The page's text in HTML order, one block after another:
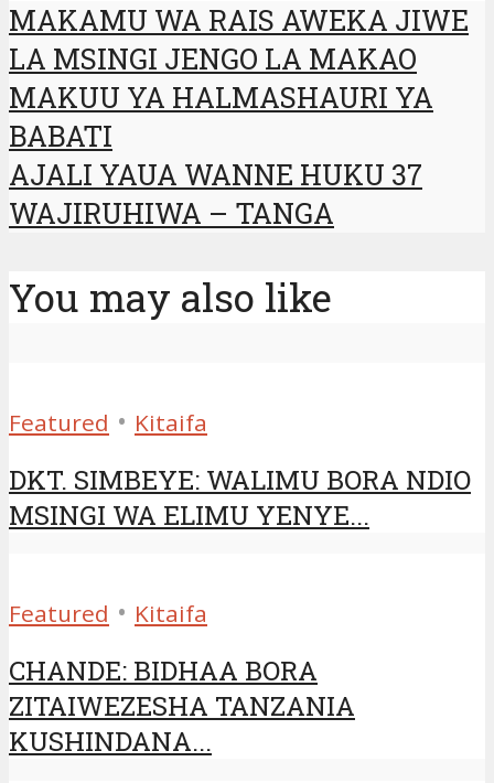
MAKAMU WA RAIS AWEKA JIWE
LA MSINGI JENGO LA MAKAO
MAKUU YA HALMASHAURI YA
BABATI
AJALI YAUA WANNE HUKU 37
WAJIRUHIWA – TANGA
You may also like
Featured • Kitaifa
DKT. SIMBEYE: WALIMU BORA NDIO
MSINGI WA ELIMU YENYE...
Featured • Kitaifa
CHANDE: BIDHAA BORA
ZITAIWEZESHA TANZANIA
KUSHINDANA...